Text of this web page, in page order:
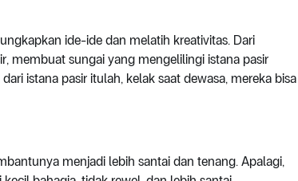
ide-ide dan melatih kreativitas. Dari
membuat sungai yang mengelilingi istana pasir
istana pasir itulah, kelak saat dewasa, mereka bisa
menjadi lebih santai dan tenang. Apalagi,